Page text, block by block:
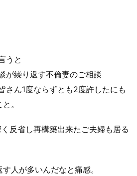
うと
が繰り返す不倫妻のご相談
さん1度ならずとも2度許したにも
。
反省し再構築出来たご夫婦も居る
人が多いんだなと痛感。